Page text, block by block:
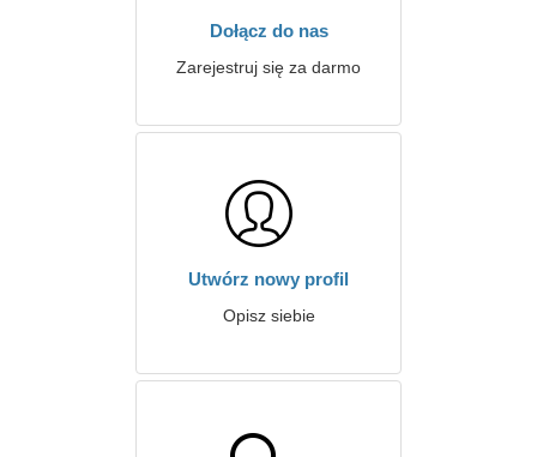
Dołącz do nas
Zarejestruj się za darmo
Utwórz nowy profil
Opisz siebie